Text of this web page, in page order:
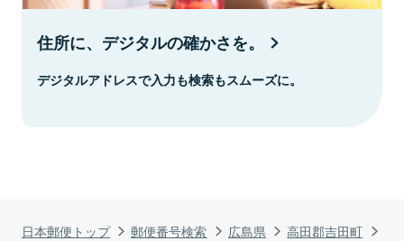
日本郵便トップ 郵便番号検索 広島県
高田郡吉田町
住所に、デジタルの確かさを。
デジタルアドレスで入力も検索もスムーズに。